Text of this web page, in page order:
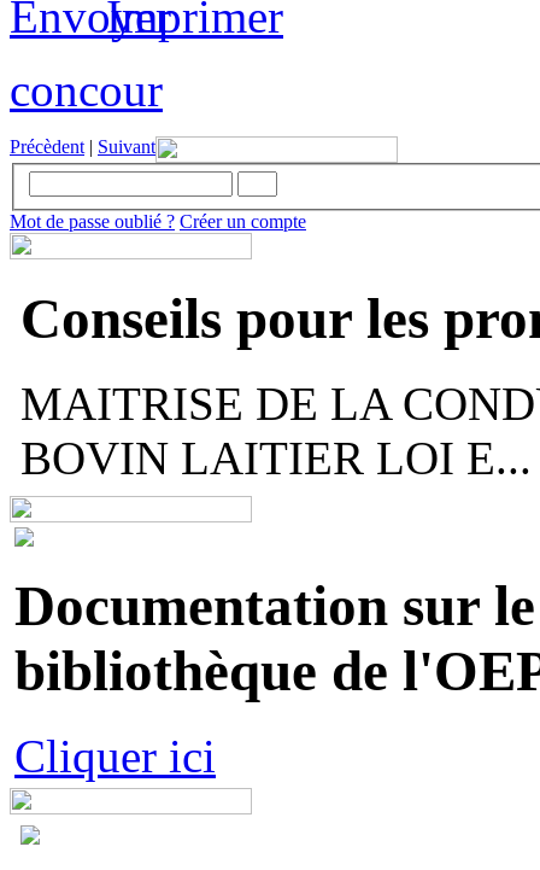
concour
Précèdent | Suivant
Mot de passe oublié ? Créer un compte
Conseils pour les
MAITRISE DE LA
BOVIN LAITIER LOI E...
Documentation sur
bibliothèque de
Cliquer ici